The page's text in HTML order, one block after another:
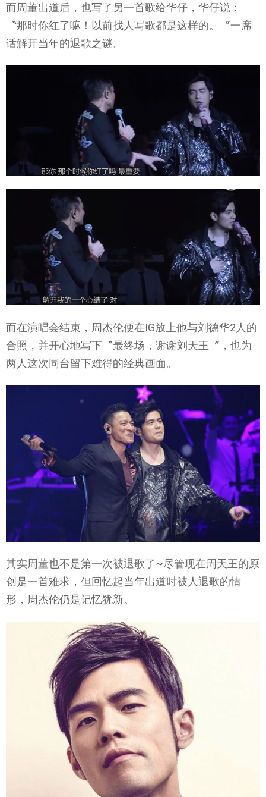
而周董出道后，也写了另一首歌给华仔，华仔说：
〝那时你红了嘛！以前找人写歌都是这样的。〞一席
话解开当年的退歌之谜。
而在演唱会结束，周杰伦便在IG放上他与刘德华2人的
合照，并开心地写下〝最终场，谢谢刘天王〞，也为
两人这次同台留下难得的经典画面。
其实周董也不是第一次被退歌了~尽管现在周天王的原
创是一首难求，但回忆起当年出道时被人退歌的情
形，周杰伦仍是记忆犹新。